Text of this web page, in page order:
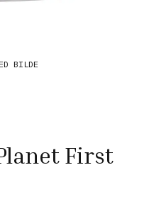
First
BILDE